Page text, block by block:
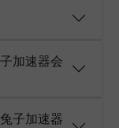
加速器会
子加速器